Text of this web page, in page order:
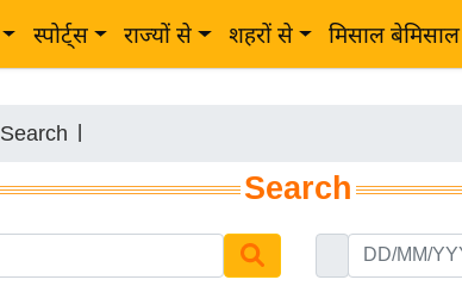
स्पोर्ट्स राज्यों से शहरों से मिसाल बेमिसाल
Search
Search